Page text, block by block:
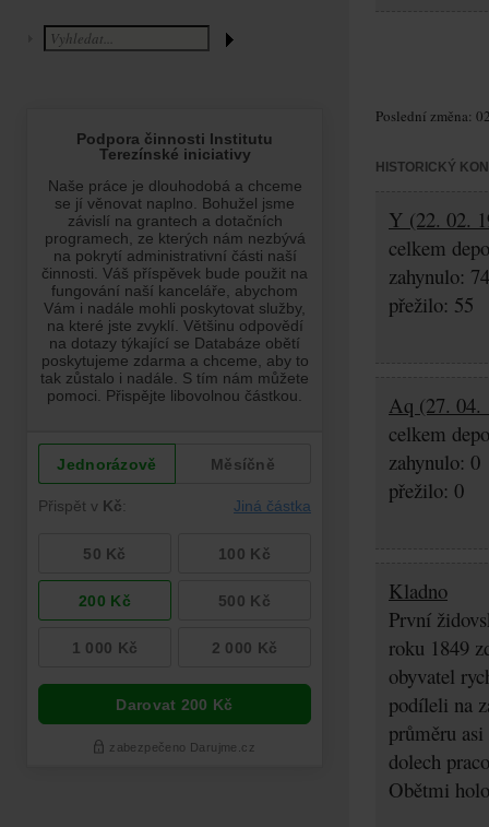
Poslední změna:
HISTORICKÝ
Y (22. 02.
celkem
zahynulo:
přežilo: 55
Aq (27. 04.
celkem
zahynulo: 0
přežilo: 0
Kladno
První
roku 1849
obyvatel
podíleli na
průměru
dolech
Obětmi